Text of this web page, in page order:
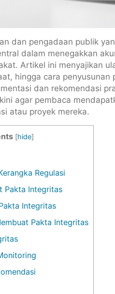
dan pengadaan publik
dalam menegakkan
Artikel ini menyajikan
hingga cara
dan rekomendasi
agar pembaca
atau proyek mereka.
[hide]
Regulasi
Pakta Integritas
Integritas
Pakta Integritas